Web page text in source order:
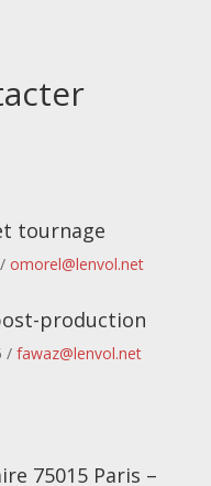
tournage
omorel@lenvol.net
production
/fawaz@lenvol.net
75015 Paris –